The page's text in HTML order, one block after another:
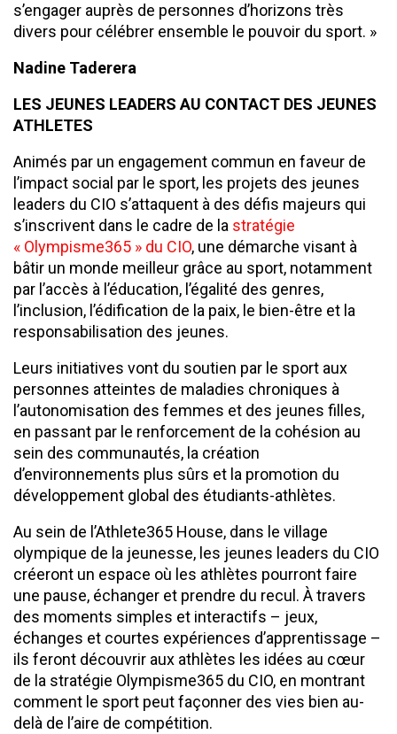
s’engager auprès de personnes d’horizons très
divers pour célébrer ensemble le pouvoir du sport. »
Nadine Taderera
LES JEUNES LEADERS AU CONTACT DES JEUNES
ATHLETES
Animés par un engagement commun en faveur de
l’impact social par le sport, les projets des jeunes
leaders du CIO s’attaquent à des défis majeurs qui
s’inscrivent dans le cadre de la stratégie
« Olympisme365 » du CIO, une démarche visant à
bâtir un monde meilleur grâce au sport, notamment
par l’accès à l’éducation, l’égalité des genres,
l’inclusion, l’édification de la paix, le bien-être et la
responsabilisation des jeunes.
Leurs initiatives vont du soutien par le sport aux
personnes atteintes de maladies chroniques à
l’autonomisation des femmes et des jeunes filles,
en passant par le renforcement de la cohésion au
sein des communautés, la création
d’environnements plus sûrs et la promotion du
développement global des étudiants-athlètes.
Au sein de l’Athlete365 House, dans le village
olympique de la jeunesse, les jeunes leaders du CIO
créeront un espace où les athlètes pourront faire
une pause, échanger et prendre du recul. À travers
des moments simples et interactifs – jeux,
échanges et courtes expériences d’apprentissage –
ils feront découvrir aux athlètes les idées au cœur
de la stratégie Olympisme365 du CIO, en montrant
comment le sport peut façonner des vies bien au-
delà de l’aire de compétition.